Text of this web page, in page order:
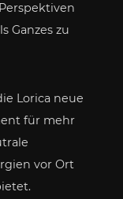
Ganzes zu
Lorica neue
für mehr
vor Ort